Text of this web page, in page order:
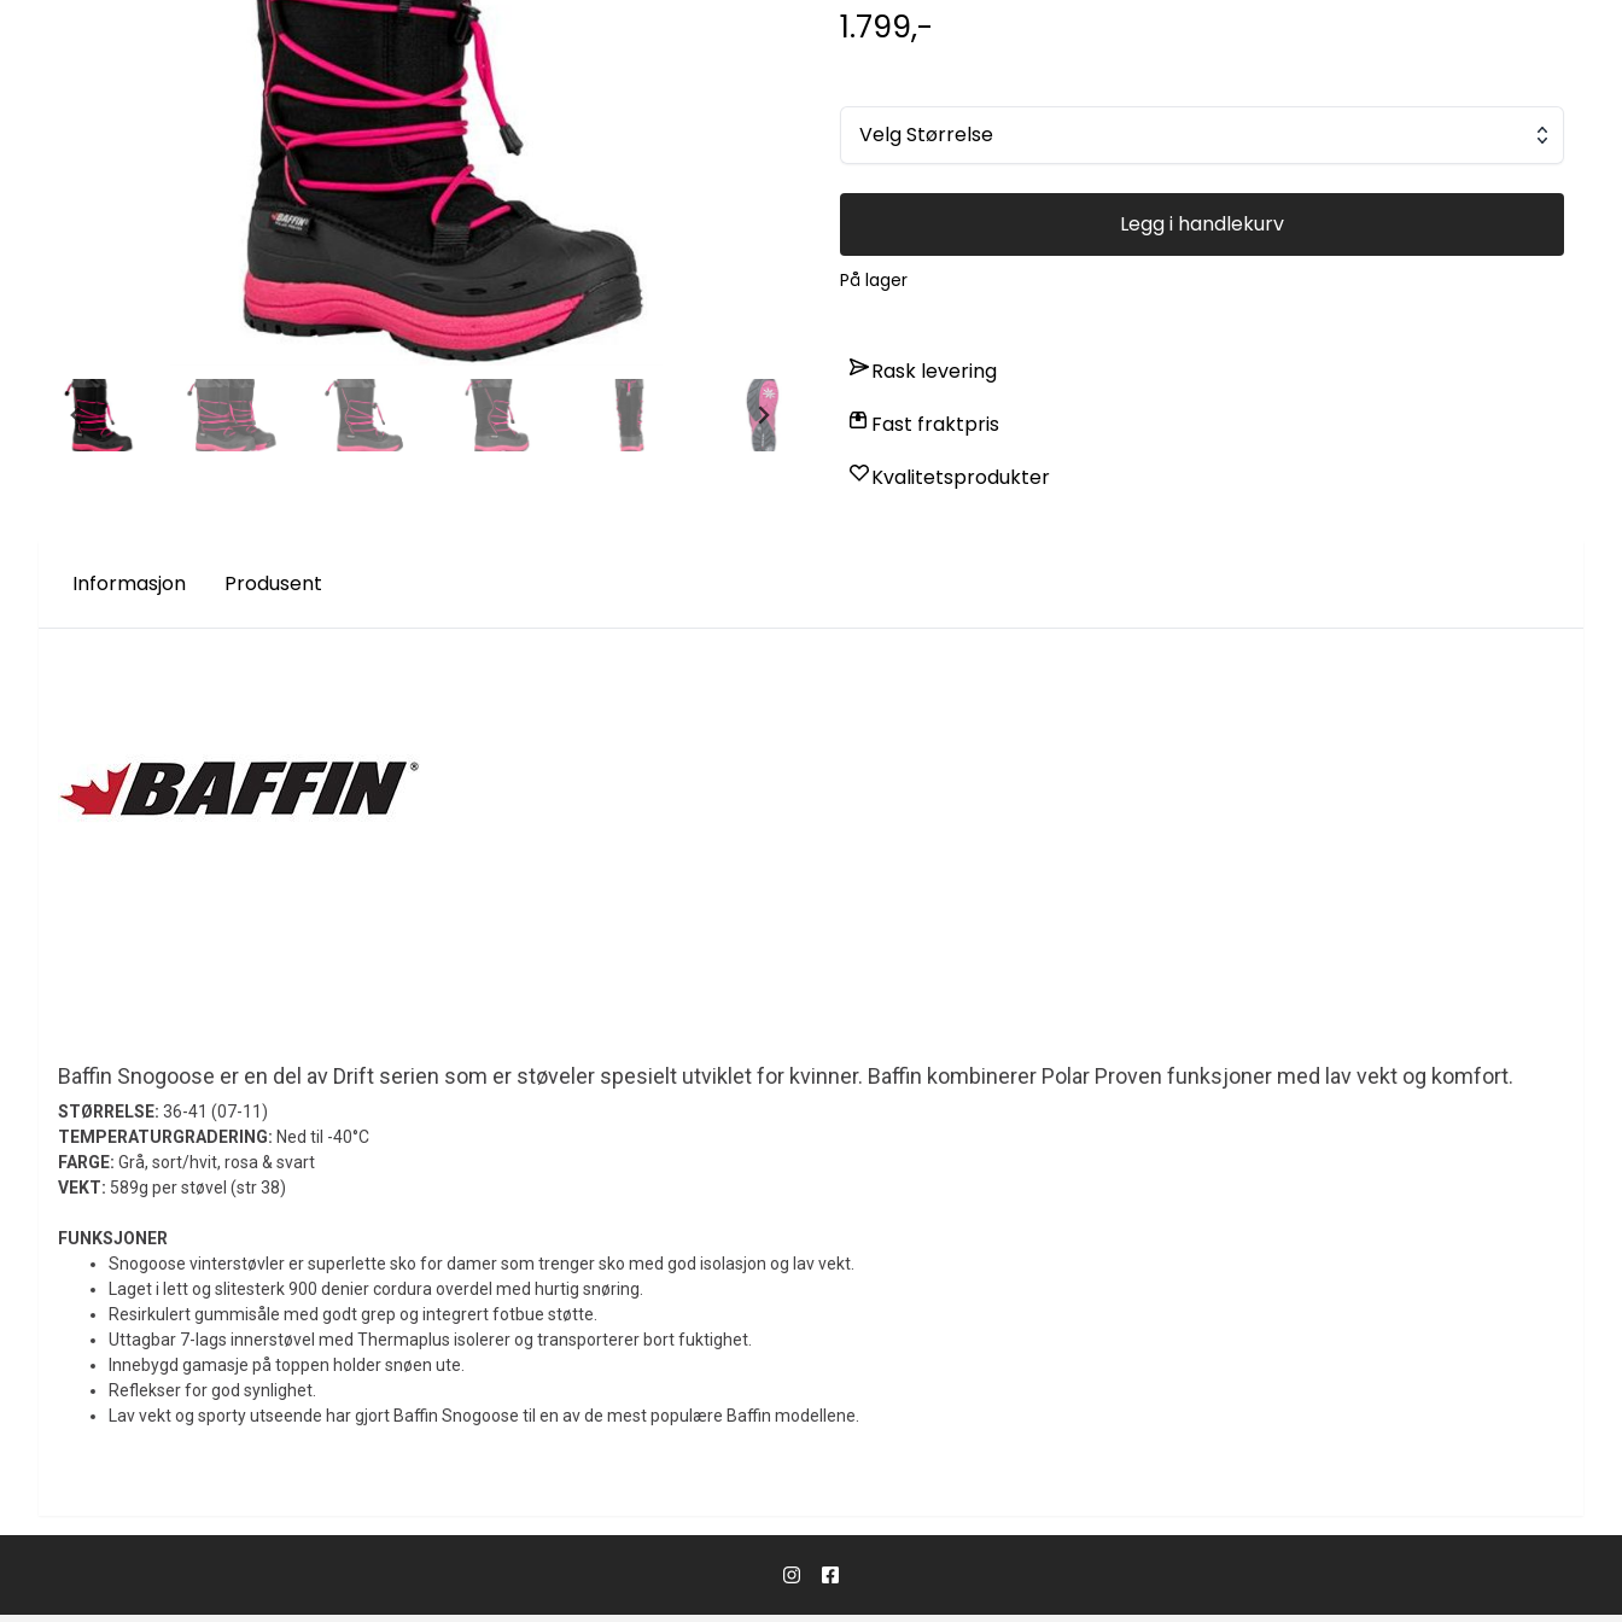
denier cordura overdel med hurtig snøring. Resirkulert gummisåle med godt grep og
integrert fotbue støtte. Uttagbar 7-lags innerstøvel med Thermaplus isolerer og
1.799,-
Velg Størrelse
Legg i handlekurv
På lager
Rask levering
Fast fraktpris
Kvalitetsprodukter
Informasjon Produsent
Baffin Snogoose er en del av Drift serien som er støveler spesielt utviklet for kvinner. Baffin kombinerer Polar Proven funksjoner med lav vekt og komfort.
STØRRELSE: 36-41 (07-11)
TEMPERATURGRADERING: Ned til -40°C
FARGE: Grå, sort/hvit, rosa & svart
VEKT: 589g per støvel (str 38)
FUNKSJONER
Snogoose vinterstøvler er superlette sko for damer som trenger sko med god isolasjon og lav vekt.
Laget i lett og slitesterk 900 denier cordura overdel med hurtig snøring.
Resirkulert gummisåle med godt grep og integrert fotbue støtte.
Uttagbar 7-lags innerstøvel med Thermaplus isolerer og transporterer bort fuktighet.
Innebygd gamasje på toppen holder snøen ute.
Reflekser for god synlighet.
Lav vekt og sporty utseende har gjort Baffin Snogoose til en av de mest populære Baffin modellene.